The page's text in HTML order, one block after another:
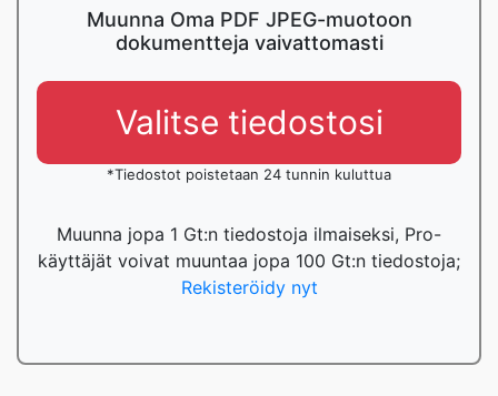
Muunna Oma PDF JPEG-muotoon
dokumentteja vaivattomasti
Valitse tiedostosi
*Tiedostot poistetaan 24 tunnin kuluttua
Muunna jopa 1 Gt:n tiedostoja ilmaiseksi, Pro-
käyttäjät voivat muuntaa jopa 100 Gt:n tiedostoja;
Rekisteröidy nyt